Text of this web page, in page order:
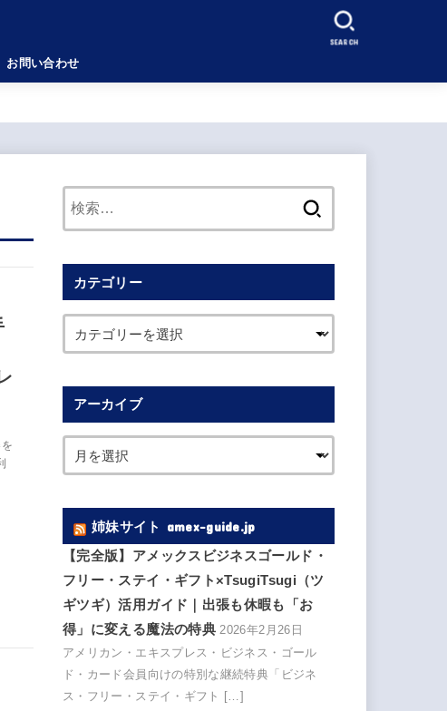
お問い合わせ
SEARCH
カテゴリー
アーカイブ
姉妹サイト amex-guide.jp
【完全版】アメックスビジネスゴールド・
フリー・ステイ・ギフト×TsugiTsugi（ツ
ギツギ）活用ガイド｜出張も休暇も「お
得」に変える魔法の特典 2026年2月26日
アメリカン・エキスプレス・ビジネス・ゴール
ド・カード会員向けの特別な継続特典「ビジネ
ス・フリー・ステイ・ギフト […]